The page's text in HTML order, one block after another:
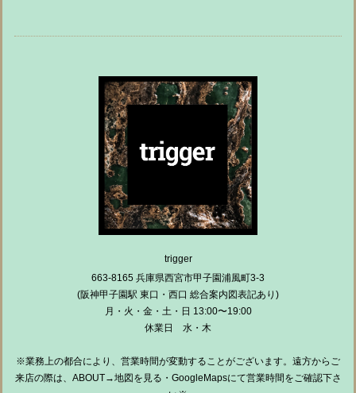
trigger
663-8165 兵庫県西宮市甲子園浦風町3-3
(阪神甲子園駅 東口・西口 総合案内図表記あり)
月・火・金・土・日 13:00〜19:00
休業日 水・木
※業務上の都合により、営業時間が変動することがございます。遠方からご
来店の際は、ABOUT→地図を見る・GoogleMapsにて営業時間をご確認下さ